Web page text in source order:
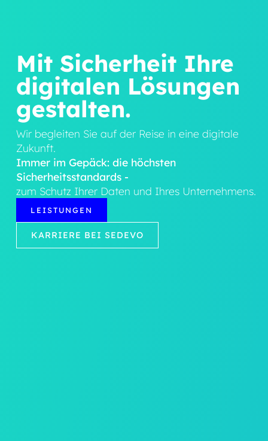
Mit Sicherheit Ihre
digitalen Lösungen
gestalten.
Wir begleiten Sie auf der Reise in eine digitale
Zukunft.
Immer im Gepäck: die höchsten
Sicherheitsstandards -
zum Schutz Ihrer Daten und Ihres Unternehmens.
LEISTUNGEN
KARRIERE BEI SEDEVO